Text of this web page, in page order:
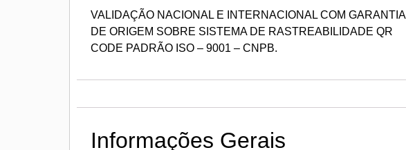
VALIDAÇÃO NACIONAL E INTERNACIONAL COM GARANTIA
DE ORIGEM SOBRE SISTEMA DE RASTREABILIDADE QR
CODE PADRÃO ISO – 9001 – CNPB.
Informações Gerais